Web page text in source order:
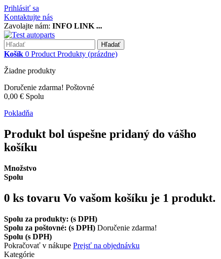
Prihlásiť sa
Kontaktujte nás
Zavolajte nám: INFO LINK ...
Hľadať
Košík 0 Product Produkty (prázdne)
Žiadne produkty
Doručenie zdarma! Poštovné
0,00 € Spolu
Pokladňa
Produkt bol úspešne pridaný do vášho
košíku
Množstvo
Spolu
0 ks tovaru Vo vašom košíku je 1 produkt.
Spolu za produkty: (s DPH)
Spolu za poštovné: (s DPH) Doručenie zdarma!
Spolu (s DPH)
Pokračovať v nákupe Prejsť na objednávku
Kategórie